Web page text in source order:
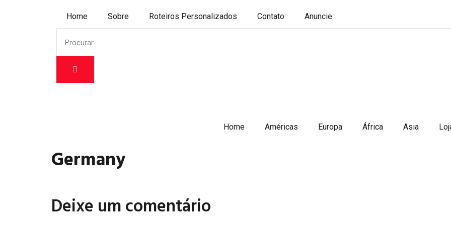
Home Sobre Roteiros Personalizados Contato Anuncie
Home Américas Europa África Asia
Germany
Deixe um comentário